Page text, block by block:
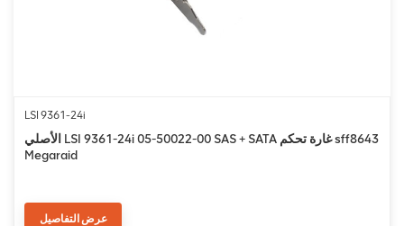
LSI 9361-24i
الأصلي LSI 9361-24i 05-50022-00 SAS + SATA غارة تحكم sff8643
Megaraid
عرض التفاصيل